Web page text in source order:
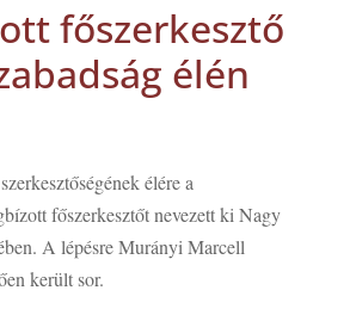
főszerkesztő
élén
élére a
főszerkesztőt nevezett ki Nagy
A lépésre Murányi Marcell
került sor.